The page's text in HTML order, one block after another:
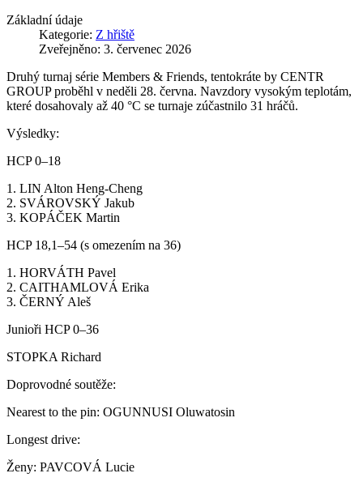
Základní údaje
Kategorie: Z hřiště
Zveřejněno: 3. červenec 2026
Druhý turnaj série Members & Friends, tentokráte by CENTR
GROUP proběhl v neděli 28. června. Navzdory vysokým teplotám,
které dosahovaly až 40 °C se turnaje zúčastnilo 31 hráčů.
Výsledky:
HCP 0–18
1. LIN Alton Heng-Cheng
2. SVÁROVSKÝ Jakub
3. KOPÁČEK Martin
HCP 18,1–54 (s omezením na 36)
1. HORVÁTH Pavel
2. CAITHAMLOVÁ Erika
3. ČERNÝ Aleš
Junioři HCP 0–36
STOPKA Richard
Doprovodné soutěže:
Nearest to the pin: OGUNNUSI Oluwatosin
Longest drive:
Ženy: PAVCOVÁ Lucie